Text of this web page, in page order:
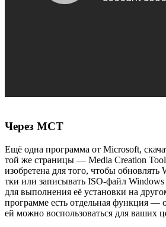
Через MCT
Ещё одна программа от Microsoft,
той же страницы — Media Creation
изобретена для того, чтобы
тки или записывать ISO-файл
для выполнения её установки на
программе есть отдельная функция —
ей можно воспользоваться для ваших